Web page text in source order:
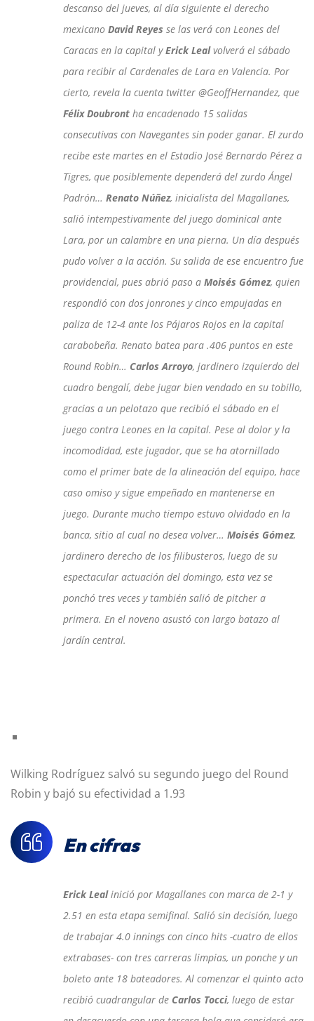
descanso del jueves, al día siguiente el derecho
mexicano David Reyes se las verá con Leones del
Caracas en la capital yErick Lealvolverá el sábado
para recibir al Cardenales de Lara en Valencia. Por
cierto, revela la cuenta twitter @GeoffHernandez, que
Félix Doubront ha encadenado 15 salidas
consecutivas con Navegantes sin poder ganar. El zurdo
recibe este martes en el Estadio José Bernardo Pérez a
Tigres, que posiblemente dependerá del zurdo Ángel
Padrón… Renato Núñez, inicialista del Magallanes,
salió intempestivamente del juego dominical ante
Lara, por un calambre en una pierna. Un día después
pudo volver a la acción. Su salida de ese encuentro fue
providencial, pues abrió paso a Moisés Gómez, quien
respondió con dos jonrones y cinco empujadas en
paliza de 12-4 ante los Pájaros Rojos en la capital
carabobeña. Renato batea para .406 puntos en este
Round Robin… Carlos Arroyo, jardinero izquierdo del
cuadro bengalí, debe jugar bien vendado en su tobillo,
gracias a un pelotazo que recibió el sábado en el
juego contra Leones en la capital. Pese al dolor y la
incomodidad, este jugador, que se ha atornillado
como el primer bate de la alineación del equipo, hace
caso omiso y sigue empeñado en mantenerse en
juego. Durante mucho tiempo estuvo olvidado en la
banca, sitio al cual no desea volver… Moisés Gómez,
jardinero derecho de los filibusteros, luego de su
espectacular actuación del domingo, esta vez se
ponchó tres veces y también salió de pitcher a
primera. En el noveno asustó con largo batazo al
jardín central.
Wilking Rodríguez salvó su segundo juego del Round
Robin y bajó su efectividad a 1.93
En cifras
Erick Lealinició por Magallanes con marca de 2-1 y
2.51 en esta etapa semifinal. Salió sin decisión, luego
de trabajar 4.0 innings con cinco hits -cuatro de ellos
extrabases- con tres carreras limpias, un ponche y un
boleto ante 18 bateadores. Al comenzar el quinto acto
recibió cuadrangular de Carlos Tocci, luego de estar